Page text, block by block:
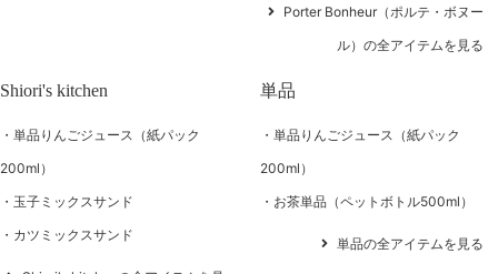
Porter Bonheur（ポルテ・ボヌー
ル）の全アイテムを見る
Shiori's kitchen
単品りんごジュース（紙パック
200ml）
玉子ミックスサンド
カツミックスサンド
単品
単品りんごジュース（紙パック
200ml）
お茶単品（ペットボトル500ml）
単品の全アイテムを見る